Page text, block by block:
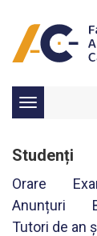
Toggle
navigation
Studenți
Orare
Anunțuri
Tutori de an